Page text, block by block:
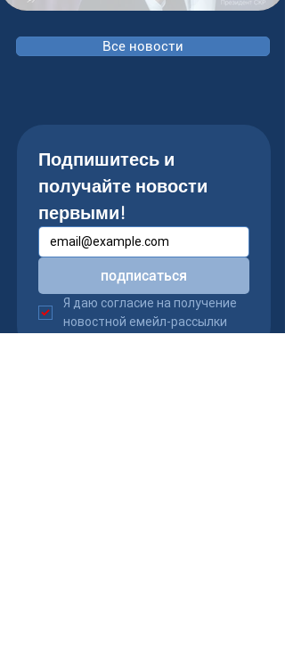
Все новости
Подпишитесь и
получайте новости
первыми!
подписаться
Я даю согласие на получение
новостной емейл-рассылки